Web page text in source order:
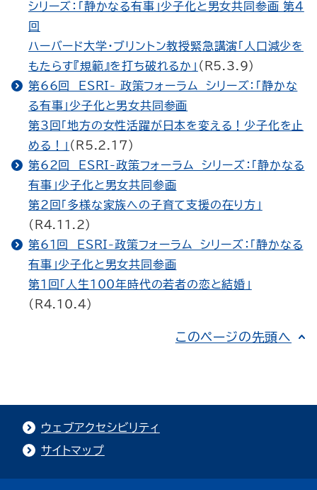
シリーズ：「静かなる有事」少子化と男女共同参画 第4
回
ハーバード大学・ブリントン教授緊急講演「人口減少を
もたらす『規範』を打ち破れるか」 （R5.3.9）
第66回 ESRI- 政策フォーラム シリーズ：「静かな
る有事」少子化と男女共同参画
第3回「地方の女性活躍が日本を変える！少子化を止
める！」 （R5.2.17）
第62回 ESRI-政策フォーラム シリーズ：「静かなる
有事」少子化と男女共同参画
第2回「多様な家族への子育て支援の在り方」
(R4.11.2)
第61回 ESRI-政策フォーラム シリーズ：「静かなる
有事」少子化と男女共同参画
第1回「人生100年時代の若者の恋と結婚」
(R4.10.4)
このページの先頭へ
ウェブアクセシビリティ
サイトマップ